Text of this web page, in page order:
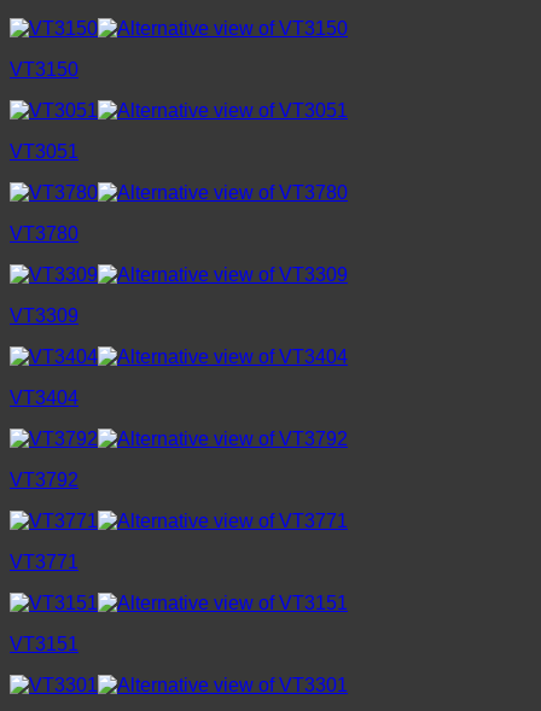
VT3150
VT3051
VT3780
VT3309
VT3404
VT3792
VT3771
VT3151